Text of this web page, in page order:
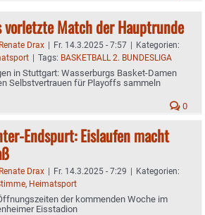
vorletzte Match der Hauptrunde
Renate Drax | Fr. 14.3.2025 - 7:57 | Kategorien:
| Tags: BASKETBALL 2. BUNDESLIGA
in Stuttgart: Wasserburgs Basket-Damen
Selbstvertrauen für Playoffs sammeln
0
Endspurt: Eislaufen macht
Renate Drax | Fr. 14.3.2025 - 7:29 | Kategorien:
, Heimatsport
der kommenden Woche im
Eisstadion